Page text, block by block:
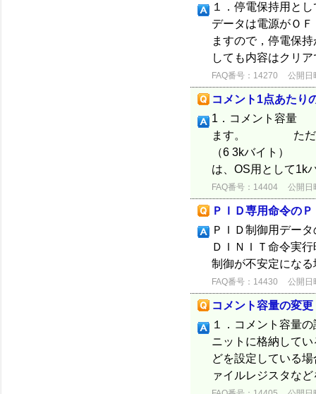
１．停電保持用と
データは電源がＯ
ますので，停電保
しても内容はクリ
FAQ番号：14270 公開日
コメント1点あたり
1．コメント容量
ます。 ただしパ
（6 3kバイト
は、OS用とし
FAQ番号：14404 公開日
ＰＩＤ専用命令の
ＰＩＤ制御用デー
ＤＩＮＩＴ命令実
制御が不安定にな
FAQ番号：14430 公開日
コメント容量の変更
１．コメント容量
ニットに格納して
どを設定している
ァイルレジスタな